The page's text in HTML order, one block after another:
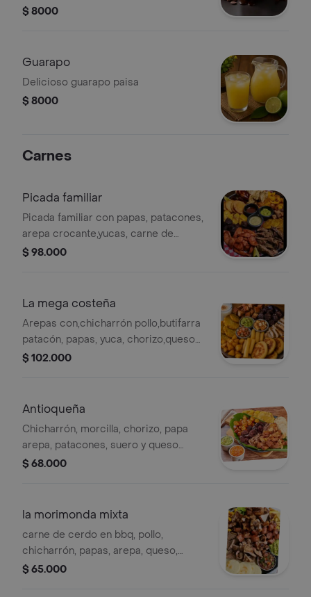
los sentidos.
$ 8000
Guarapo
Delicioso guarapo paisa
$ 8000
Carnes
Picada familiar
Picada familiar con papas, patacones,
arepa crocante,yucas, carne de
cerdo,chicharrón, morsilla pollo y
$ 98.000
La mega costeña
Arepas con,chicharrón pollo,butifarra
patacón, papas, yuca, chorizo,queso
costeño, y suero costeño.
$ 102.000
Antioqueña
Chicharrón, morcilla, chorizo, papa
arepa, patacones, suero y queso
costeño.2 personas
$ 68.000
la morimonda mixta
carne de cerdo en bbq, pollo,
chicharrón, papas, arepa, queso,
morcilla, costeño y suero. para 2
$ 65.000